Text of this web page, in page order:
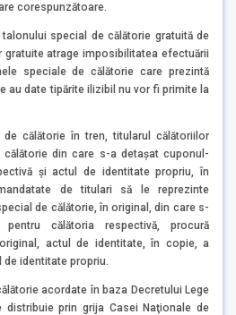
corespunzătoare.
special de călătorie gratuită de
gratuite atrage imposibilitatea efectuării
speciale de călătorie care prezintă
au date tipărite ilizibil nu vor fi primite la
călătorie în tren, titularul călătoriilor
din care s-a detașat cuponul-
și actul de identitate propriu, în
de titulari să le reprezinte
de călătorie, în original, din care s-
călătoria respectivă, procură
actul de identitate, în copie, a
identitate propriu.
acordate în baza Decretului Lege
prin grija Casei Naţionale de